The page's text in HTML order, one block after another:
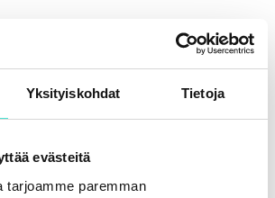
Yksityiskohdat Tietoja
evästeitä
tarjoamme paremman
& aineisto 9.8.2023
& aineisto 10.8.2023